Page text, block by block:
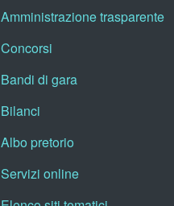
Amministrazione trasparente
Concorsi
Bandi di gara
Bilanci
Albo pretorio
Servizi online